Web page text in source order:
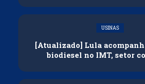
USINAS
[Atualizado] Lula
biodiesel no IMT, setor